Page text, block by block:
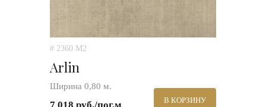
# 2360 M2
Arlin
Ширина 0,80 м.
В КОРЗИНУ